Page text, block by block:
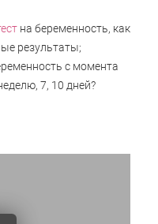
на беременность, как
результаты;
с момента
7, 10 дней?